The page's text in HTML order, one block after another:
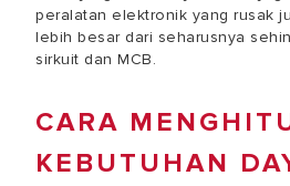
peralatan elektronik yang rusak
lebih besar dari seharusnya
sirkuit dan MCB.
CARA
KEBUTUHAN